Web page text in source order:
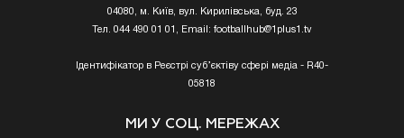
04080, м. Київ, вул. Кирилівська, буд. 23
Тел. 044 490 01 01, Email: footballhub@1plus1.tv
Ідентифікатор в Реєстрі суб’єктіву сфері медіа - R40-
05818
МИ У СОЦ. МЕРЕЖАХ